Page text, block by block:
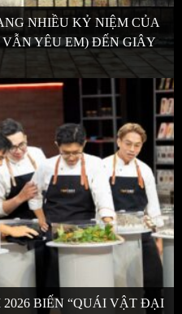
NHIỀU KỶ NIỆM CỦA
YÊU EM) ĐẾN GIÂY
2026 BIẾN “QUÁI VẬT ĐẠI